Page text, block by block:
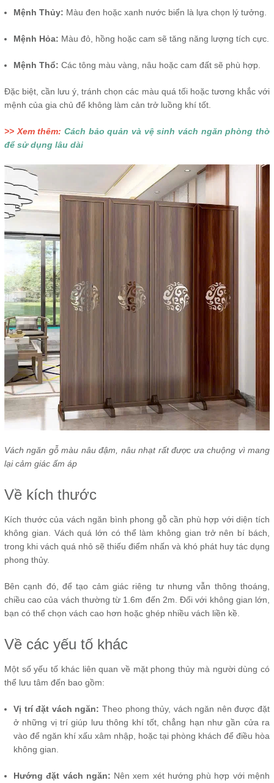
Mệnh Thủy: Màu đen hoặc xanh nước biển là lựa chọn lý tưởng.
Mệnh Hỏa: Màu đỏ, hồng hoặc cam sẽ tăng năng lượng tích cực.
Mệnh Thổ: Các tông màu vàng, nâu hoặc cam đất sẽ phù hợp.
Đặc biệt, cần lưu ý, tránh chọn các màu quá tối hoặc tương khắc với
mệnh của gia chủ để không làm cản trở luồng khí tốt.
>> Xem thêm: Cách bảo quản và vệ sinh vách ngăn phòng thờ
để sử dụng lâu dài
Vách ngăn gỗ màu nâu đậm, nâu nhạt rất được ưa chuộng vì mang
lại cảm giác ấm áp
Về kích thước
Kích thước của vách ngăn bình phong gỗ cần phù hợp với diện tích
không gian. Vách quá lớn có thể làm không gian trở nên bí bách,
trong khi vách quá nhỏ sẽ thiếu điểm nhấn và khó phát huy tác dụng
phong thủy.
Bên cạnh đó, để tạo cảm giác riêng tư nhưng vẫn thông thoáng,
chiều cao của vách thường từ 1.6m đến 2m. Đối với không gian lớn,
bạn có thể chọn vách cao hơn hoặc ghép nhiều vách liền kề.
Về các yếu tố khác
Một số yếu tố khác liên quan về mặt phong thủy mà người dùng có
thể lưu tâm đến bao gồm:
Vị trí đặt vách ngăn: Theo phong thủy, vách ngăn nên được đặt
ở những vị trí giúp lưu thông khí tốt, chẳng hạn như gần cửa ra
vào để ngăn khí xấu xâm nhập, hoặc tại phòng khách để điều hòa
không gian.
Hướng đặt vách ngăn: Nên xem xét hướng phù hợp với mệnh